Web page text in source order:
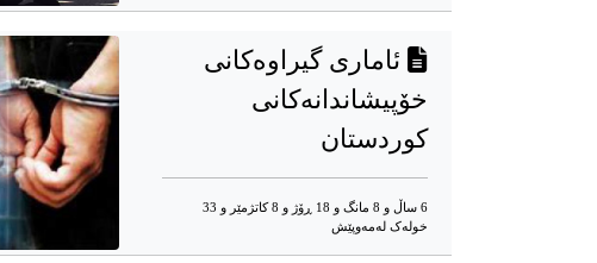
ئاماری گیراوەکانی
خۆپیشاندانەکانی
کوردستان
6 ساڵ و 8 مانگ و 18 ڕۆژ و 8 کاتژمێر و 33
خوله‌ک له‌مه‌وپێش‌